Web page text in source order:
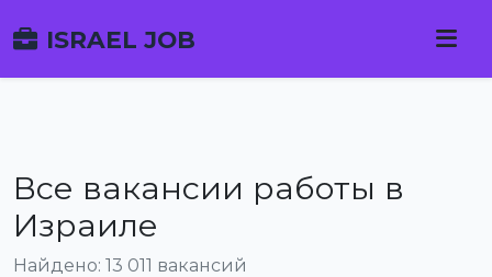
ISRAEL JOB
Все вакансии работы в
Израиле
Найдено: 13 011 вакансий